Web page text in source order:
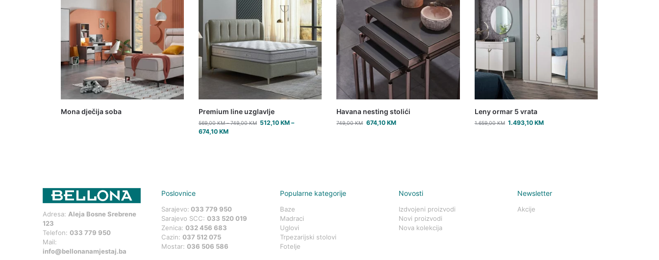
Mona dječija soba Premium line uzglavlje
569,00KM – 749,00KM 512,10KM –
674,10 KM
Havana nesting stolići
749,00KM 674,10 KM
Leny ormar 5 vrata
1.659,00KM 1.493,10KM
Adresa: Aleja Bosne Srebrene
123
Telefon:033 779 950
Mail:
info@bellonanamjestaj.ba
Poslovnice
Sarajevo: 033 779 950
Sarajevo SCC:033 520 019
Zenica:032 456 683
Cazin:037 512 075
Mostar:036 506 586
Popularne kategorije
Baze
Madraci
Uglovi
Trpezarijski stolovi
Fotelje
Novosti
Izdvojeni proizvodi
Novi proizvodi
Nova kolekcija
Newsletter
Akcije